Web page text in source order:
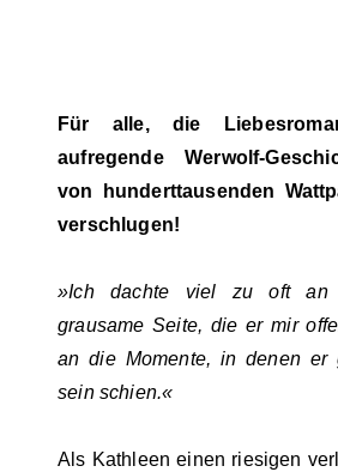
Für alle, die
aufregende Werwolf-
von hunderttausenden
verschlugen!
»Ich dachte viel zu oft an
grausame Seite, die er mir
an die Momente, in denen er
sein schien.«
Als Kathleen einen riesigen